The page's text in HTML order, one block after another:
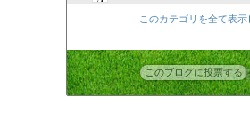
zukkyの0000へ行ってみた！
78位 子供を連れて世界中を歩きたい
79位 フリーは危険！？子供と旅行
このカテゴリを全て表示
このブログに投票する